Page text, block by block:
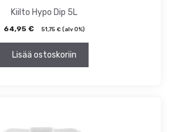
Kiilto Hypo Dip 5L
64,95 € 51,75 €(alv 0%)
Lisää ostoskoriin